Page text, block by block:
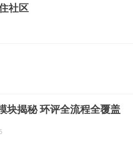
社区
块揭秘 环评全流程全覆盖